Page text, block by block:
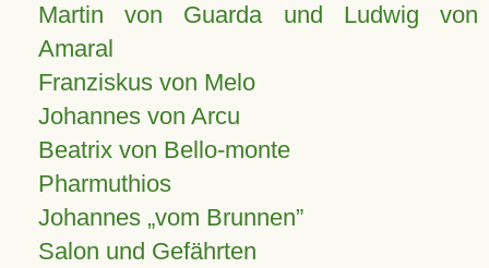
Martin von Guarda und Ludwig von
Amaral
Franziskus von Melo
Johannes von Arcu
Beatrix von Bello-monte
Pharmuthios
Johannes vom Brunnen
Salon und Gefährten